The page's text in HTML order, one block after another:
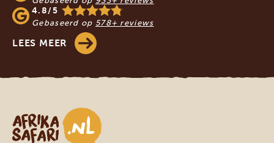
4.8/5
Gebaseerd op 578+ reviews
LEES MEER
Afrika safari